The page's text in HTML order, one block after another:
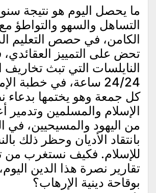
ما يحصل اليوم هو نتيجة
التساهل والسهو والتواطؤ
الكامن، في حصص التعليم
تحض على التمييز
النايلسات التي تبث تخاريف
24/24 ساعة، في خطبة
كل جمعة وهو يختمها بدعاء
الإسلام والمسلمين وتدمير
من اليهود والمسيحيين، في
بانتقاد الأديان وحظر ذلك
للإسلام. فكيف نستغرب من
تقارير نصرة هذا الدين
بوقاحة دينية الإرهاب؟